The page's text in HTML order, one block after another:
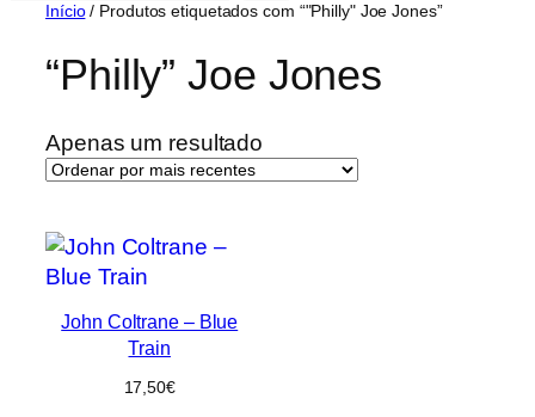
Início/ Produtos etiquetados com “"Philly" Joe Jones”
“Philly” Joe Jones
Apenas um resultado
John Coltrane – Blue
Train
17,50€